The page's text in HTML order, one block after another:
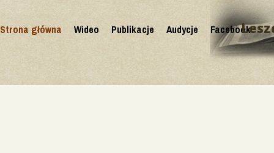
Strona główna Wideo Publikacje Audycje Facebook